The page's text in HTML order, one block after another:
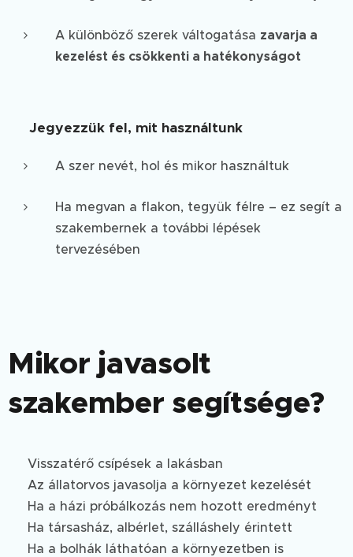
A különböző szerek váltogatása zavarja a
kezelést és csökkenti a hatékonyságot
Jegyezzük fel, mit használtunk
A szer nevét, hol és mikor használtuk
Ha megvan a flakon, tegyük félre – ez segít a
szakembernek a további lépések
tervezésében
Mikor javasolt
szakember segítsége?
✅ Visszatérő csípések a lakásban
✅ Az állatorvos javasolja a környezet kezelését
✅ Ha a házi próbálkozás nem hozott eredményt
✅ Ha társasház, albérlet, szálláshely érintett
✅ Ha a bolhák láthatóan a környezetben is